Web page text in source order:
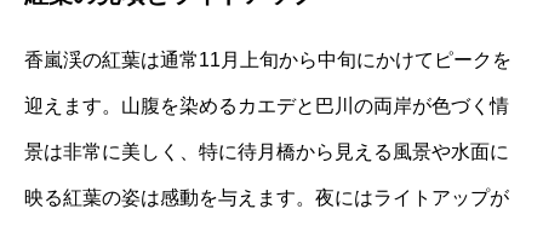
香嵐渓の紅葉は通常11月上旬から中旬にかけてピークを
迎えます。山腹を染めるカエデと巴川の両岸が色づく情
景は非常に美しく、特に待月橋から見える風景や水面に
映る紅葉の姿は感動を与えます。夜にはライトアップが